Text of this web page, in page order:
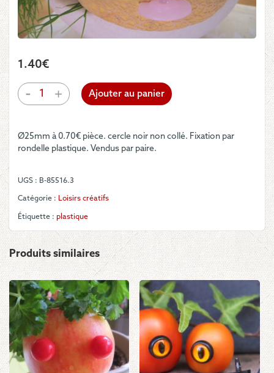
1.40€
-
quantité
de
regard
mobile
+ Ajouter au panier
Ø25mm à 0.70€ pièce. cercle noir non collé. Fixation par
rondelle plastique. Vendus par paire.
UGS : B-85516.3
Catégorie : Loisirs créatifs
Étiquette : plastique
Produits similaires